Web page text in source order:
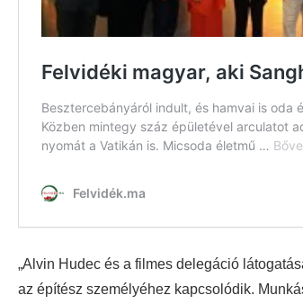
„Alvin Hudec és a filmes delegáció
az építész személyéhez kapcsolódik.